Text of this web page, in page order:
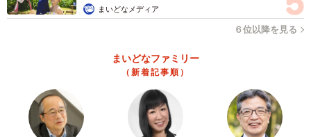
コスプレでケーキ入刀するリゥリゥさん・るびぃさん夫妻 ※リゥリゥさ
ん提供
会場には、『Fate』、『ファイナルファンタジー』、『ポ
ケモン』、『遊戯王』、『薬屋のひとりごと』など、さま
ざまな作品のコスプレをする方が集まりました。
そのなかで、なつはさんは当然、 「エヴァ初号機」 として
まいどなメディア
６位以降を見る
まいどなファミリー
（新着記事順）